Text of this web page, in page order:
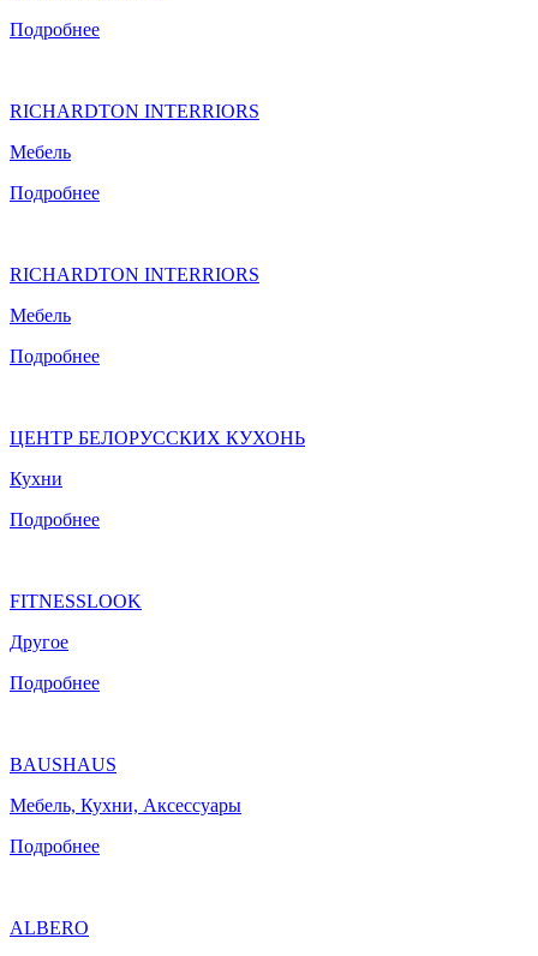
Подробнее
RICHARDTON INTERRIORS
Мебель
Подробнее
RICHARDTON INTERRIORS
Мебель
Подробнее
ЦЕНТР БЕЛОРУССКИХ КУХОНЬ
Кухни
Подробнее
FITNESSLOOK
Другое
Подробнее
BAUSHAUS
Мебель, Кухни, Аксессуары
Подробнее
ALBERO